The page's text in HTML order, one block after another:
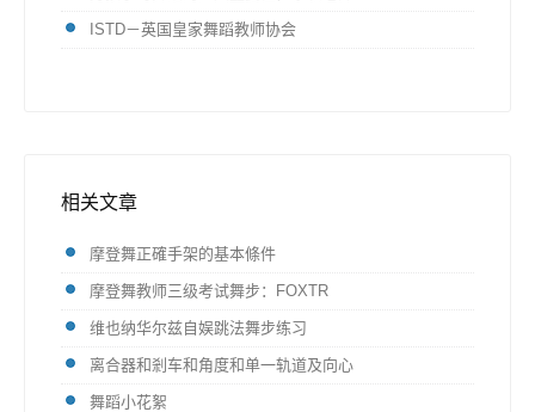
ISTD－英国皇家舞蹈教师协会
相关文章
摩登舞正確手架的基本條件
摩登舞教师三级考试舞步：FOXTR
维也纳华尔兹自娱跳法舞步练习
离合器和剎车和角度和单一轨道及向心
舞蹈小花絮